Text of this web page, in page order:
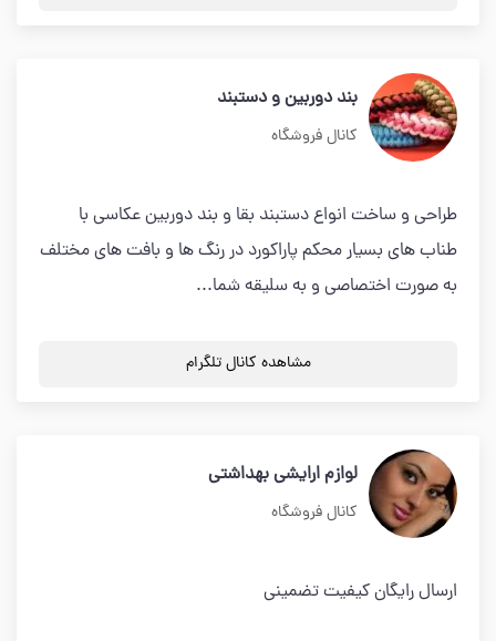
بند دوربین و دستبند
کانال فروشگاه
طراحی و ساخت انواع دستبند بقا و بند دوربین عکاسی با
طناب های بسیار محکم پاراکورد در رنگ ها و بافت های مختلف
به صورت اختصاصی و به سلیقه شما...
مشاهده کانال تلگرام
لوازم ارایشی بهداشتی
کانال فروشگاه
ارسال رایگان کیفیت تضمینی